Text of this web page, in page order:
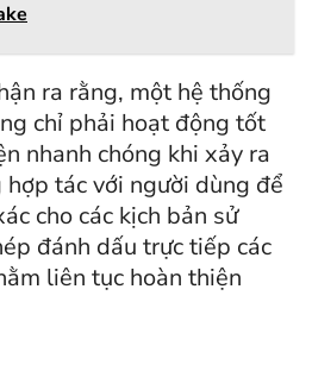
ra rằng, một hệ thống
chỉ phải hoạt động tốt
nhanh chóng khi xảy ra
tác với người dùng để
cho các kịch bản sử
đánh dấu trực tiếp các
liên tục hoàn thiện